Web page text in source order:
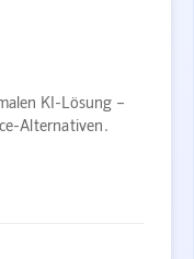
KI-Lösung –
Alternativen.